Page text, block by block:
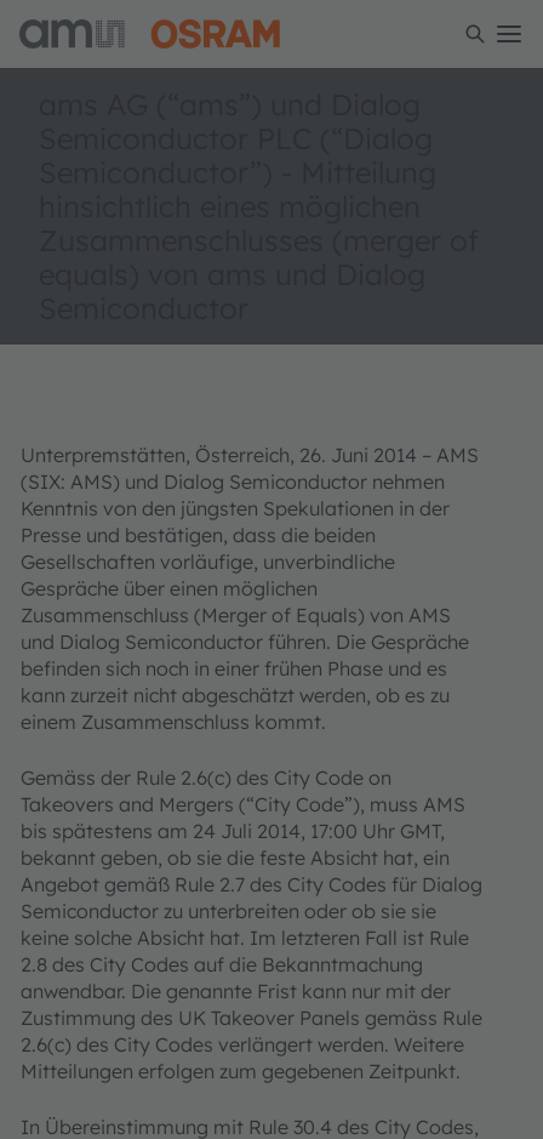
Unterpremstätten, Österreich, 26. Juni 2014 – AMS
(SIX: AMS) und Dialog Semiconductor nehmen
Kenntnis von den jüngsten Spekulationen in der
Presse und bestätigen, dass die beiden
Gesellschaften vorläufige, unverbindliche
Gespräche über einen möglichen
Zusammenschluss (Merger of Equals) von AMS
und Dialog Semiconductor führen. Die Gespräche
befinden sich noch in einer frühen Phase und es
kann zurzeit nicht abgeschätzt werden, ob es zu
einem Zusammenschluss kommt.
Gemäss der Rule 2.6(c) des City Code on
Takeovers and Mergers (“City Code”), muss AMS
bis spätestens am 24 Juli 2014, 17:00 Uhr GMT,
bekannt geben, ob sie die feste Absicht hat, ein
Angebot gemäß Rule 2.7 des City Codes für Dialog
Semiconductor zu unterbreiten oder ob sie sie
keine solche Absicht hat. Im letzteren Fall ist Rule
2.8 des City Codes auf die Bekanntmachung
anwendbar. Die genannte Frist kann nur mit der
Zustimmung des UK Takeover Panels gemäss Rule
2.6(c) des City Codes verlängert werden. Weitere
Mitteilungen erfolgen zum gegebenen Zeitpunkt.
In Übereinstimmung mit Rule 30.4 des City Codes,